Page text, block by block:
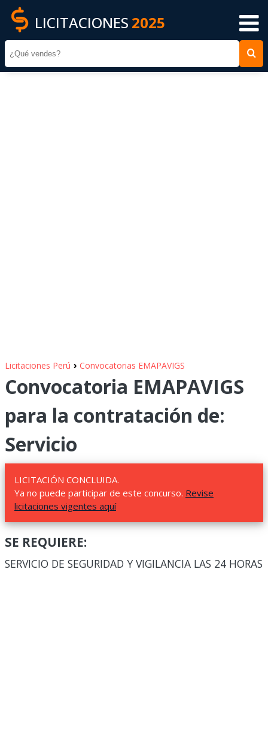
LICITACIONES 2025
Licitaciones Perú › Convocatorias EMAPAVIGS
Convocatoria EMAPAVIGS
para la contratación de:
Servicio
LICITACIÓN CONCLUIDA.
Ya no puede participar de este concurso. Revise
licitaciones vigentes aquí
SE REQUIERE:
SERVICIO DE SEGURIDAD Y VIGILANCIA LAS 24 HORAS